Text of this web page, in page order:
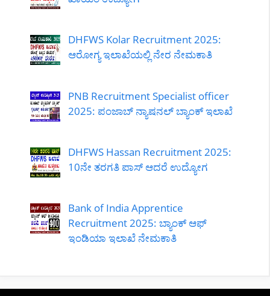
DHFWS Kolar Recruitment 2025:
ಆರೋಗ್ಯ ಇಲಾಖೆಯಲ್ಲಿ ನೇರ ನೇಮಕಾತಿ
PNB Recruitment Specialist officer
2025: ಪಂಜಾಬ್ ನ್ಯಾಷನಲ್ ಬ್ಯಾಂಕ್ ಇಲಾಖೆ
DHFWS Hassan Recruitment 2025:
10ನೇ ತರಗತಿ ಪಾಸ್ ಆದರೆ ಉದ್ಯೋಗ
Bank of India Apprentice
Recruitment 2025: ಬ್ಯಾಂಕ್ ಆಫ್
ಇಂಡಿಯಾ ಇಲಾಖೆ ನೇಮಕಾತಿ